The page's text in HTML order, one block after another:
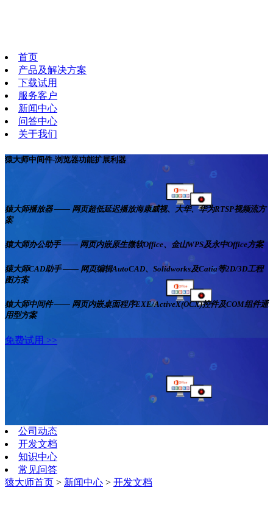
首页
产品及解决方案
下载试用
服务客户
新闻中心
问答中心
关于我们
猿大师中间件-浏览器功能扩展利器
猿大师播放器 —— 网页超低延迟播放海康威视、大华、华为RTSP视频流方
案
猿大师办公助手 —— 网页内嵌原生微软Office、金山WPS及永中Office方案
猿大师CAD助手 —— 网页编辑AutoCAD、Solidworks及Catia等2D/3D工程
图方案
猿大师中间件 —— 网页内嵌桌面程序EXE/ActiveX(OCX)控件及COM组件通
用型方案
免费试用 >>
公司动态
开发文档
知识中心
常见问答
猿大师首页 > 新闻中心 > 开发文档